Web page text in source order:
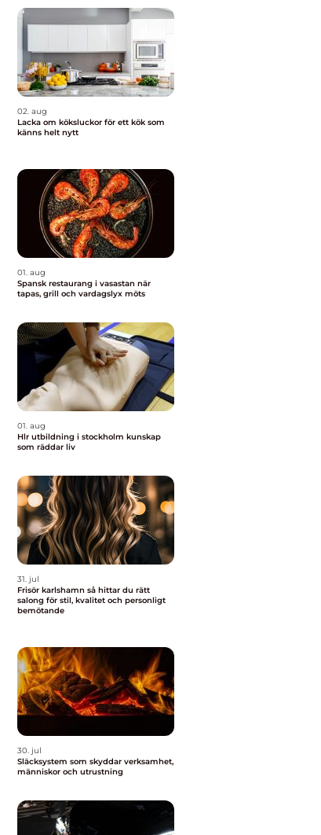
02. aug
Lacka om köksluckor för ett kök som
känns helt nytt
01. aug
Spansk restaurang i vasastan när
tapas, grill och vardagslyx möts
01. aug
Hlr utbildning i stockholm kunskap
som räddar liv
31. jul
Frisör karlshamn så hittar du rätt
salong för stil, kvalitet och personligt
bemötande
30. jul
Släcksystem som skyddar verksamhet,
människor och utrustning